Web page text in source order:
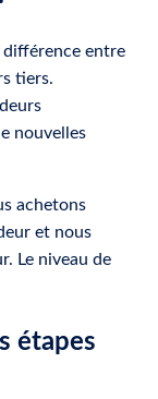
différence entre
tiers.
nouvelles
achetons
et nous
Le niveau de
étapes